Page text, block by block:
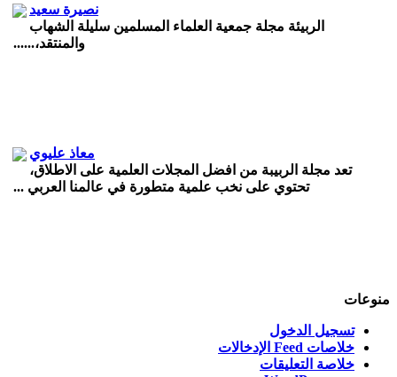
نصيرة سعيد
الربيئة مجلة جمعية العلماء المسلمين سليلة الشهاب
والمنتقد،......
معاذ عليوي
تعد مجلة الربيبة من افضل المجلات العلمية على الاطلاق،
تحتوي على نخب علمية متطورة في عالمنا العربي ...
منوعات
تسجيل الدخول
خلاصات Feed الإدخالات
خلاصة التعليقات